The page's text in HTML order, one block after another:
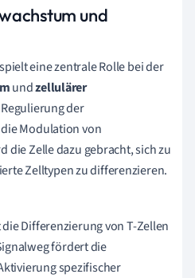
und
spielt eine zentrale Rolle bei der
undzellulärer
der
Modulation von
Zelle dazu gebracht, sich zu
Zelltypen zu differenzieren.
Differenzierung von T-Zellen
fördert die
spezifischer